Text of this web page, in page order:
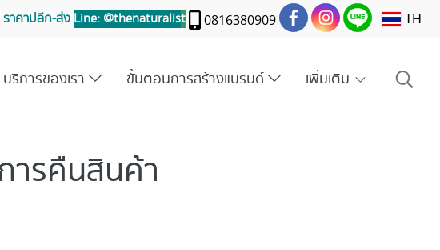
าคาปลีก-ส่ง Line: @thenaturalist 0816380909 TH
บริการของเรา ขั้นตอนการสร้างแบรนด์ เพิ่มเติม
ารคืนสินค้า